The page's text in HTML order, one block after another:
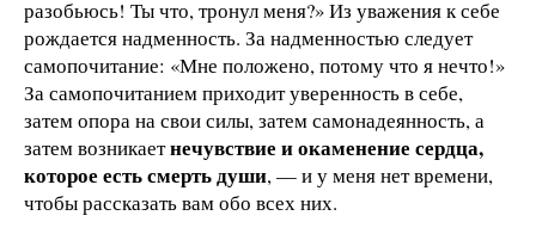
разобьюсь! Ты что, тронул меня?» Из уважения к себе
рождается надменность. За надменностью следует
самопочитание: «Мне положено, потому что я нечто!»
За самопочитанием приходит уверенность в себе,
затем опора на свои силы, затем самонадеянность, а
затем возникаетнечувствие и окаменение сердца,
которое есть смерть души, — и у меня нет времени,
чтобы рассказать вам обо всех них.